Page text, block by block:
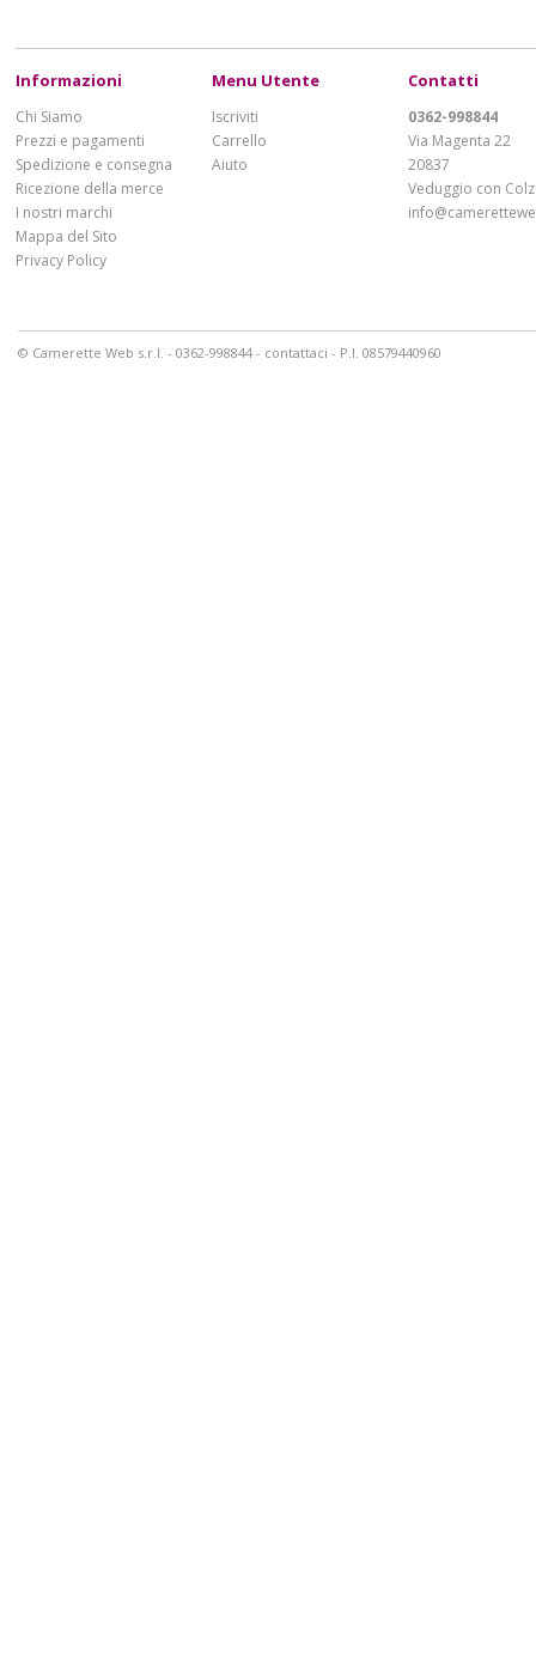
Informazioni
Chi Siamo
Prezzi e pagamenti
Spedizione e consegna
Ricezione della merce
I nostri marchi
Mappa del Sito
Privacy Policy
Menu Utente
Iscriviti
Carrello
Aiuto
Contatti
0362-998844
Via Magenta 22
20837
Veduggio con
© Camerette Web s.r.l. - 0362-998844 - contattaci - P.I. 08579440960